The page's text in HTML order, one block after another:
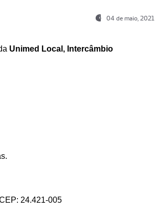
04 de maio, 2021
Unimed Local, Intercâmbio
24.421-005